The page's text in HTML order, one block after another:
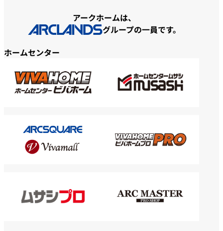
アークホームは、
グループの一員です。
ホームセンター